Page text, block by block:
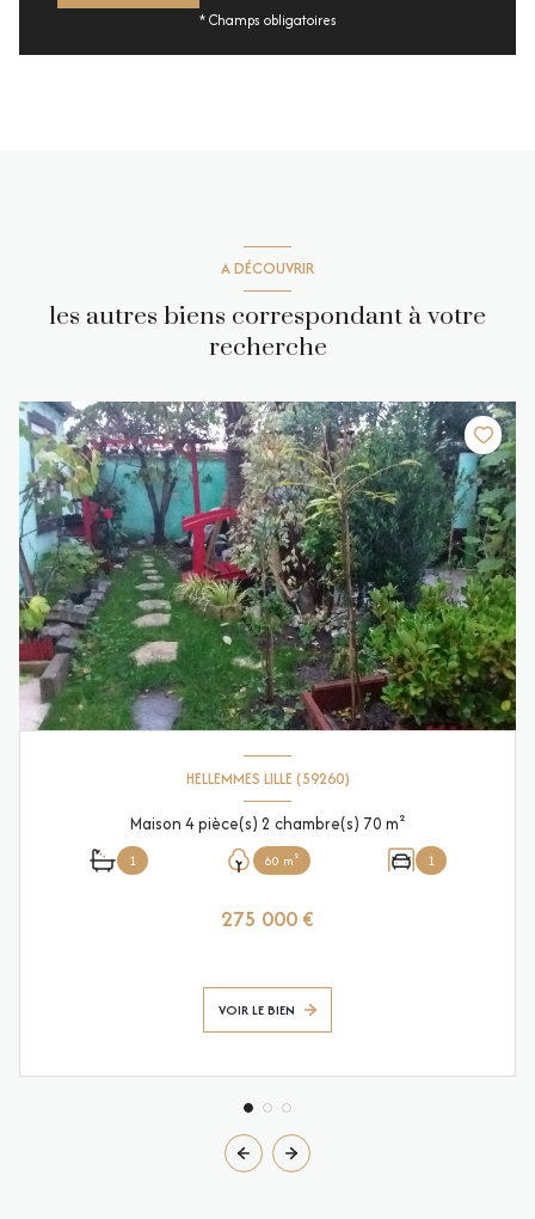
* Champs obligatoires
A DÉCOUVRIR
les autres biens correspondant à votre
recherche
HELLEMMES LILLE (59260)
Maison 4 pièce(s) 2 chambre(s) 70 m²
1 60 m² 1
275 000 €
VOIR LE BIEN